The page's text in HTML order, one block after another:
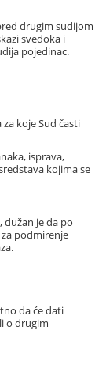
drugim sudijom
svedoka i
pojedinac.
koje Sud časti
isprava,
kojima se
je da po
podmirenje
da će dati
o drugim